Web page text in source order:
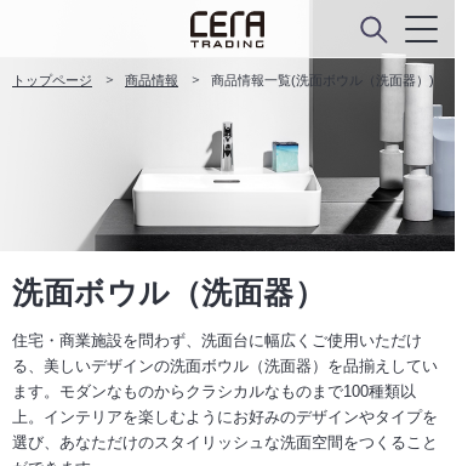
トップページ 商品情報 商品情報一覧(洗面ボウル（洗面器）)
洗面ボウル（洗面器）
住宅・商業施設を問わず、洗面台に幅広くご使用いただけ
る、美しいデザインの洗面ボウル（洗面器）を品揃えしてい
ます。モダンなものからクラシカルなものまで100種類以
上。インテリアを楽しむようにお好みのデザインやタイプを
選び、あなただけのスタイリッシュな洗面空間をつくること